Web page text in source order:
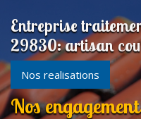
Entreprise
29830: artisan
Nos realisations
Nos